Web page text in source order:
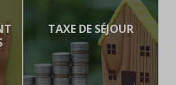
TAXE DE SÉJOUR